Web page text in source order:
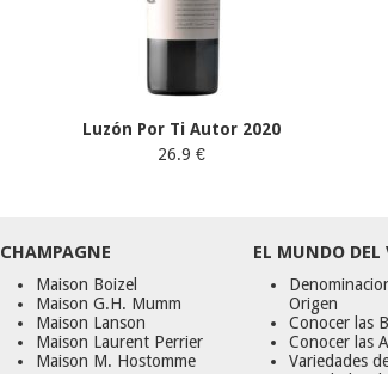
Luzón Por Ti Autor 2020
26.9 €
CHAMPAGNE
Maison Boizel
Maison G.H. Mumm
Maison Lanson
Maison Laurent Perrier
Maison M. Hostomme
EL MUNDO
Origen
Conocer las
Conocer las
Variedades